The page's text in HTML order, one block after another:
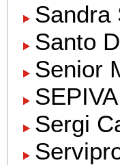
Sandra
Santo
Senior
Sergi